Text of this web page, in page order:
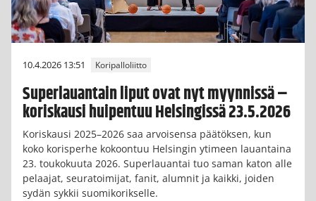
10.4.2026 13:51 Koripalloliitto
Superlauantain liput ovat nyt myynnissä –
koriskausi huipentuu Helsingissä 23.5.2026
Koriskausi 2025–2026 saa arvoisensa päätöksen, kun
koko korisperhe kokoontuu Helsingin ytimeen lauantaina
23. toukokuuta 2026. Superlauantai tuo saman katon alle
pelaajat, seuratoimijat, fanit, alumnit ja kaikki, joiden
sydän sykkii suomikorikselle.